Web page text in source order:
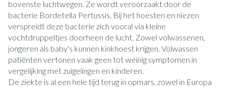
bovenste luchtwegen. Ze wordt veroorzaakt door de
bacterie Bordetella Pertussis. Bij het hoesten en niezen
verspreidt deze bacterie zich vooral via kleine
vochtdruppeltjes doorheen de lucht. Zowel volwassenen,
jongeren als baby's kunnen kinkhoest krijgen. Volwassen
patiënten vertonen vaak geen tot weinig symptomen in
vergelijking met zuigelingen en kinderen.
De ziekte is al een hele tijd terug in opmars, zowel in Europa